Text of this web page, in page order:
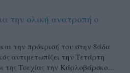
την ολική ανατροπή ο
την πρόκρισή του στην 8άδα
αντιμετωπίζει την Τετάρτη
της Τσεχίας την Κάρλοβάρσκο...